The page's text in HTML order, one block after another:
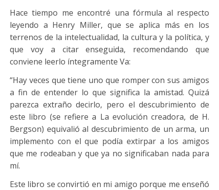
Hace tiempo me encontré una fórmula al respecto
leyendo a Henry Miller, que se aplica más en los
terrenos de la intelectualidad, la cultura y la política, y
que voy a citar enseguida, recomendando que
conviene leerlo íntegramente Va:
“Hay veces que tiene uno que romper con sus amigos
a fin de entender lo que significa la amistad. Quizá
parezca extraño decirlo, pero el descubrimiento de
este libro (se refiere a La evolución creadora, de H.
Bergson) equivalió al descubrimiento de un arma, un
implemento con el que podía extirpar a los amigos
que me rodeaban y que ya no significaban nada para
mí.
Este libro se convirtió en mi amigo porque me enseñó